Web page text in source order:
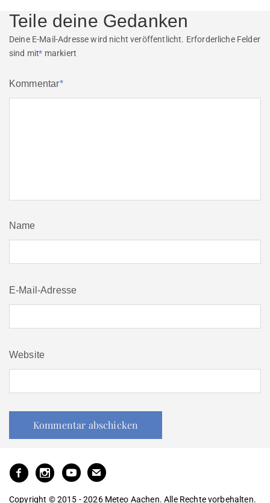
Teile deine Gedanken
Deine E-Mail-Adresse wird nicht veröffentlicht. Erforderliche Felder
sind mit* markiert
Kommentar*
Name
E-Mail-Adresse
Website
Copyright © 2015 - 2026 Meteo Aachen. Alle Rechte vorbehalten.